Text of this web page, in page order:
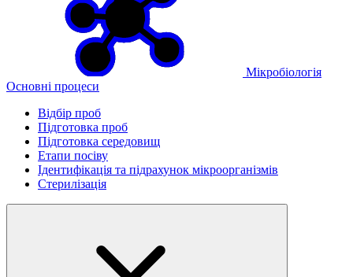
Мікробіологія
Основні процеси
Відбір проб
Підготовка проб
Підготовка середовищ
Етапи посіву
Ідентифікація та підрахунок мікроорганізмів
Стерилізація